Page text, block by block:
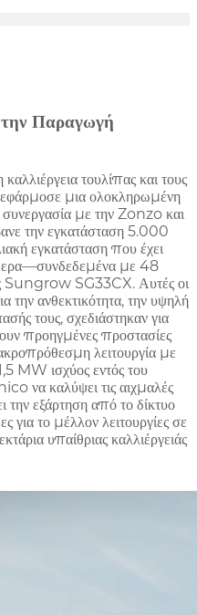
Παραγωγή
τουλίπας και τους
μια ολοκληρωμένη
συνεργασία με την Zonzo και
την εγκατάσταση 5.000
εγκατάσταση που έχει
με 48
Sungrow SG33CX. Αυτές οι
την ανθεκτικότητα, την υψηλή
τους, σχεδιάστηκαν για
προηγμένες προστασίες
λειτουργία με
MW ισχύος εντός του
να καλύψει τις αιχμαλές
την εξάρτηση από το δίκτυο
για το μέλλον λειτουργίες σε
υπαίθριας καλλιέργειάς